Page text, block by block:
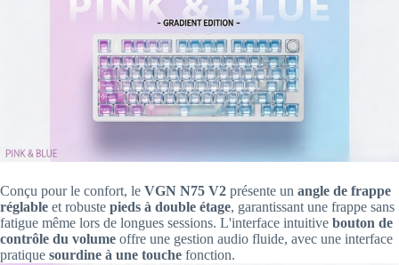
Conçu pour le confort, le VGN N75 V2 présente un angle de frappe
réglable et robuste pieds à double étage, garantissant une frappe sans
fatigue même lors de longues sessions. L'interface intuitive bouton de
contrôle du volume offre une gestion audio fluide, avec une interface
pratique sourdine à une touche fonction.